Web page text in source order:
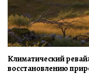
Климатический
восстановлению